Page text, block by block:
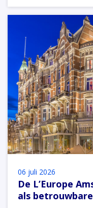
06 juli 2026
De L’Europe
als